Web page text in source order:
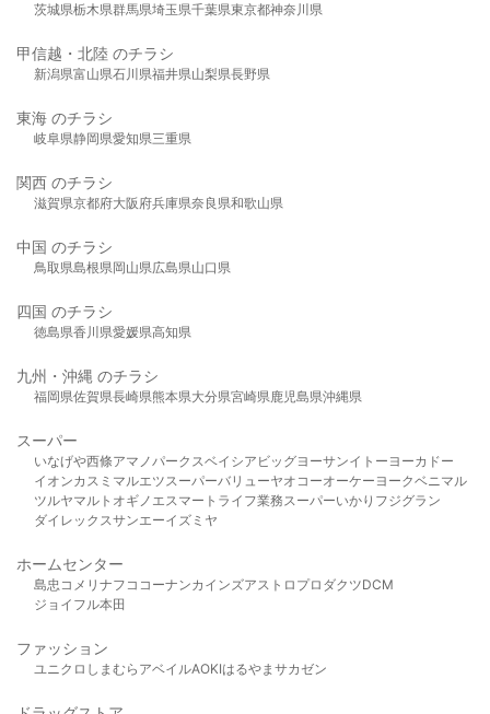
茨城県栃木県群馬県埼玉県千葉県東京都神奈川県
甲信越・北陸 のチラシ
新潟県富山県石川県福井県山梨県長野県
東海 のチラシ
岐阜県静岡県愛知県三重県
関西 のチラシ
滋賀県京都府大阪府兵庫県奈良県和歌山県
中国 のチラシ
鳥取県島根県岡山県広島県山口県
四国 のチラシ
徳島県香川県愛媛県高知県
九州・沖縄 のチラシ
福岡県佐賀県長崎県熊本県大分県宮崎県鹿児島県沖縄県
スーパー
いなげや西條アマノパークスベイシア ビッグヨーサンイトーヨーカドー
イオンカスミ マルエツスーパーバリューヤオコーオーケー ヨークベニマル
ツルヤマルト オギノ エスマート ライフ業務スーパーいかり フジグラン
ダイレックスサンエーイズミヤ
ホームセンター
島忠 コメリ ナフコ コーナンカインズアストロプロダクツDCM
ジョイフル本田
ファッション
ユニクロ しまむら アベイルAOKIはるやま サカゼン